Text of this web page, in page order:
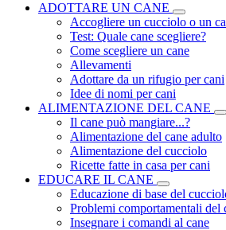
ADOTTARE UN CANE
Accogliere un cucciolo o un
Test: Quale cane scegliere?
Come scegliere un cane
Allevamenti
Adottare da un rifugio per cani
Idee di nomi per cani
ALIMENTAZIONE DEL CANE
Il cane può mangiare...?
Alimentazione del cane adulto
Alimentazione del cucciolo
Ricette fatte in casa per cani
EDUCARE IL CANE
Educazione di base del
Problemi comportamentali del
Insegnare i comandi al cane